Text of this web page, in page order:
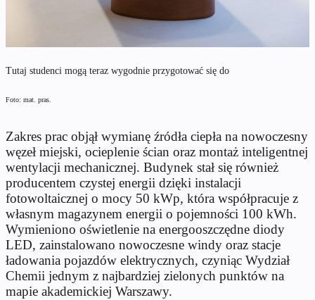
Tutaj studenci mogą teraz wygodnie przygotować się do
Foto: mat. pras.
Zakres prac objął wymianę źródła ciepła na nowoczesny
węzeł miejski, ocieplenie ścian oraz montaż inteligentnej
wentylacji mechanicznej. Budynek stał się również
producentem czystej energii dzięki instalacji
fotowoltaicznej o mocy 50 kWp, która współpracuje z
własnym magazynem energii o pojemności 100 kWh.
Wymieniono oświetlenie na energooszczędne diody
LED, zainstalowano nowoczesne windy oraz stacje
ładowania pojazdów elektrycznych, czyniąc Wydział
Chemii jednym z najbardziej zielonych punktów na
mapie akademickiej Warszawy.